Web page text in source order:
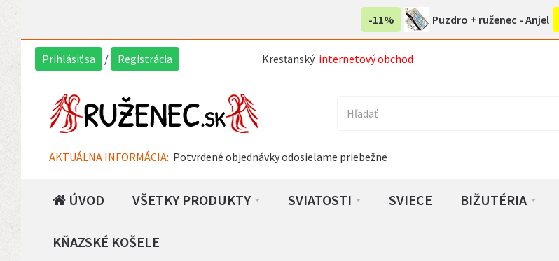
-11% Puzdro + ruženec - Anjel
Prihlásiť sa / Registrácia Kresťanský internetový obchod
AKTUÁLNA INFORMÁCIA: Potvrdené objednávky odosielame priebežne
ÚVOD VŠETKY PRODUKTY SVIATOSTI SVIECE BIŽUTÉRIA
KŇAZSKÉ KOŠELE